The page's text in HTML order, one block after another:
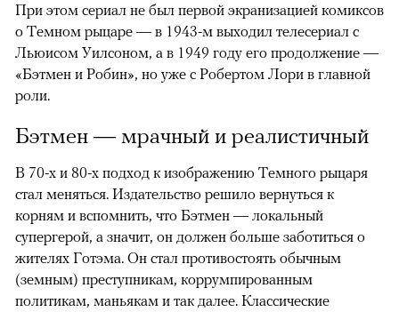
При этом сериал не был первой экранизацией комиксов
о Темном рыцаре — в 1943-м выходил телесериал с
Льюисом Уилсоном, а в 1949 году его продолжение —
«Бэтмен и Робин», но уже с Робертом Лори в главной
роли.
Бэтмен — мрачный и реалистичный
В 70-х и 80-х подход к изображению Темного рыцаря
стал меняться. Издательство решило вернуться к
корням и вспомнить, что Бэтмен — локальный
супергерой, а значит, он должен больше заботиться о
жителях Готэма. Он стал противостоять обычным
(земным) преступникам, коррумпированным
политикам, маньякам и так далее. Классические